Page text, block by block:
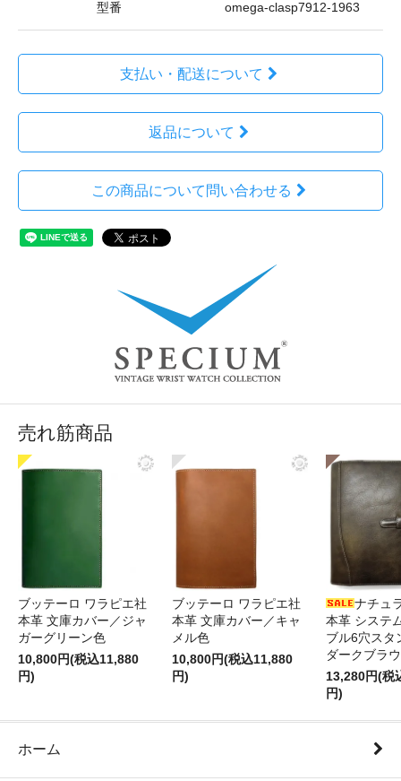
型番 omega-clasp7912-1963
支払い・配送について
返品について
この商品について問い合わせる
売れ筋商品
ブッテーロ ワラピエ社
本革 文庫カバー／ジャ
ガーグリーン色
10,800円(税込11,880
円)
ブッテーロ ワラピエ社
本革 文庫カバー／キャ
メル色
10,800円(税込11,880
円)
ナチュ
本革 システ
ブル6穴スタ
ダークブラ
13,280円(税
円)
ホーム